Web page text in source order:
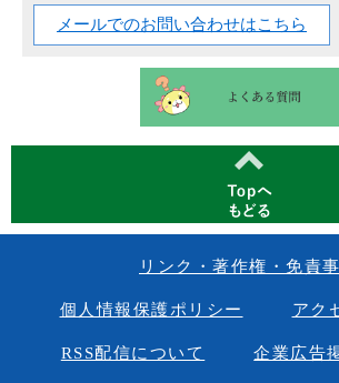
メールでのお問い合わせはこちら
リンク・著作権・免責
個人情報保護ポリシー アク
RSS配信について 企業広告